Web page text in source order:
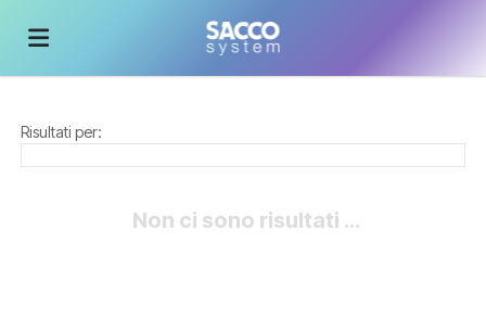
Risultati per:
Non ci sono risultati ...